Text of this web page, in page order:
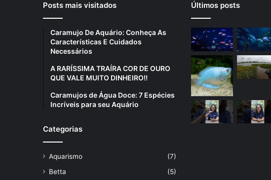
Posts mais visitados
Caramujo De Aquário: Conheça As
Características E Cuidados
Necessários
A RARÍSSIMA TRAÍRA COR DE OURO
QUE VALE MUITO DINHEIRO!!
Caramujos de Água Doce: 7 Espécies
Incríveis para seu Aquário
Categorias
Aquarismo
(7)
Betta
(5)
Últimos posts